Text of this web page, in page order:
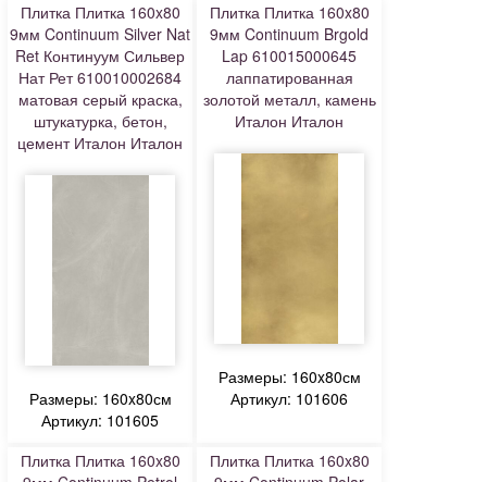
Плитка Плитка 160x80
9мм Continuum Silver Nat
Ret Континуум Сильвер
Нат Рет 610010002684
матовая серый краска,
штукатурка, бетон,
цемент Италон Италон
Размеры: 160x80см
Артикул: 101605
Плитка Плитка 160x80
9мм Continuum Brgold
Lap 610015000645
лаппатированная
золотой металл, камень
Италон Италон
Размеры: 160x80см
Артикул: 101606
Плитка Плитка 160x80
Плитка Плитка 160x80